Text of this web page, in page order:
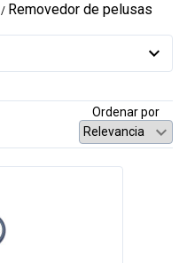
/ Removedor de pelusas
Ordenar por